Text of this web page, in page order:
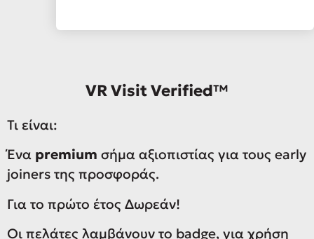
VR Visit Verified™
Τι είναι:
Ένα premium σήμα αξιοπιστίας για τους early
joiners της προσφοράς.
Για το πρώτο έτος Δωρεάν!
Οι πελάτες λαμβάνουν το badge, για χρήση